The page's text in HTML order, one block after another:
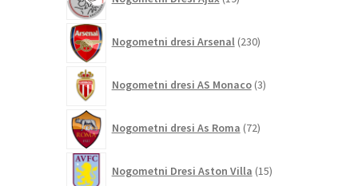
izdelkov
Nogometni dresi Arsenal 230izdelkov
Nogometni dresi AS Monaco 3izdelki
Nogometni dresi As Roma 72izdelkov
Nogometni Dresi Aston Villa 15izdelkov